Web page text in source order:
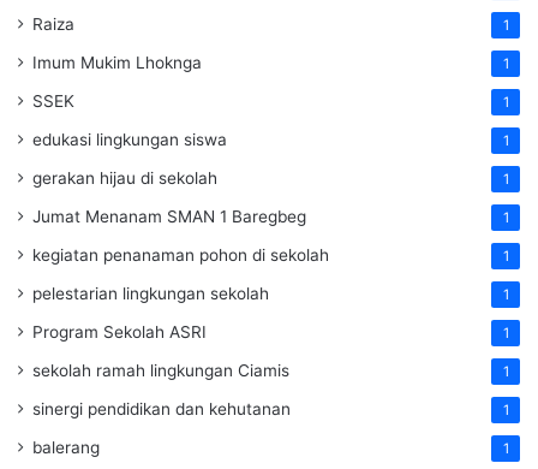
Raiza 1
Imum Mukim Lhoknga 1
SSEK 1
edukasi lingkungan siswa 1
gerakan hijau di sekolah 1
Jumat Menanam SMAN 1 Baregbeg 1
kegiatan penanaman pohon di sekolah 1
pelestarian lingkungan sekolah 1
Program Sekolah ASRI 1
sekolah ramah lingkungan Ciamis 1
sinergi pendidikan dan kehutanan 1
balerang 1